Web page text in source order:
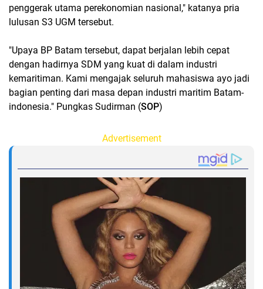
penggerak utama perekonomian nasional," katanya pria
lulusan S3 UGM tersebut.
"Upaya BP Batam tersebut, dapat berjalan lebih cepat
dengan hadirnya SDM yang kuat di dalam industri
kemaritiman. Kami mengajak seluruh mahasiswa ayo jadi
bagian penting dari masa depan industri maritim Batam-
indonesia." Pungkas Sudirman (SOP)
Advertisement